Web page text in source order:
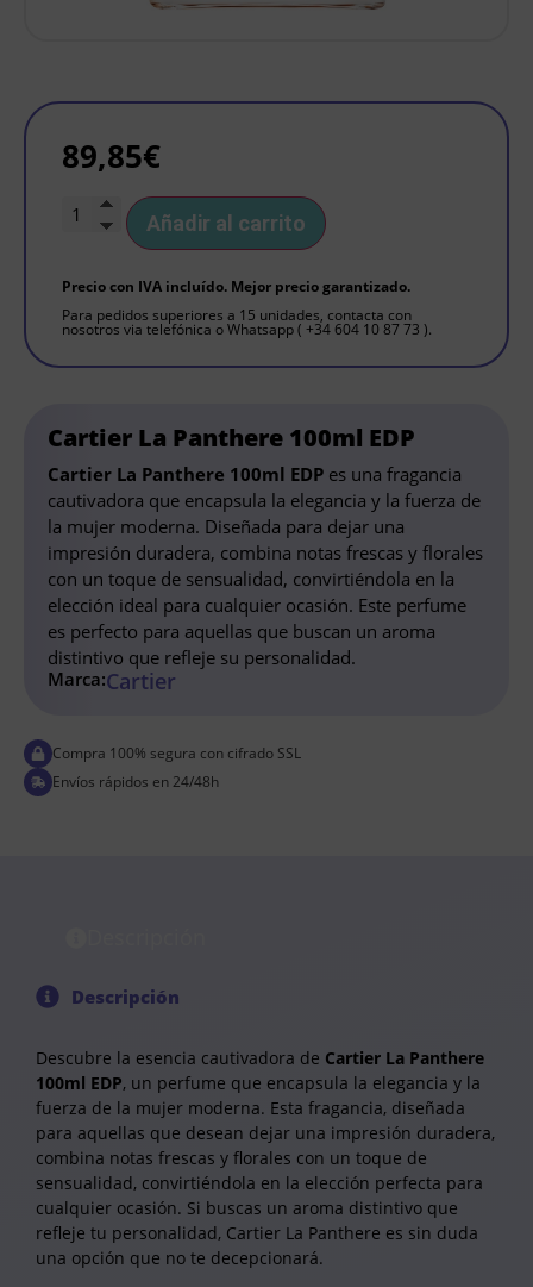
Cartier La Panthere 100ml EDP
Cartier La Panthere 100ml EDP es una fragancia
cautivadora que encapsula la elegancia y la fuerza de
la mujer moderna. Diseñada para dejar una
impresión duradera, combina notas frescas y florales
con un toque de sensualidad, convirtiéndola en la
elección ideal para cualquier ocasión. Este perfume
es perfecto para aquellas que buscan un aroma
distintivo que refleje su personalidad.
Marca:Cartier
89,85€
Añadir al carrito
Precio con IVA incluído. Mejor precio garantizado.
Para pedidos superiores a 15 unidades, contacta con
nosotros via telefónica o Whatsapp ( +34 604 10 87 73 ).
Compra 100% segura con cifrado SSL
Envíos rápidos en 24/48h
Descripción
Descubre la esencia cautivadora de Cartier La Panthere
100ml EDP, un perfume que encapsula la elegancia y la
fuerza de la mujer moderna. Esta fragancia, diseñada
para aquellas que desean dejar una impresión duradera,
combina notas frescas y florales con un toque de
sensualidad, convirtiéndola en la elección perfecta para
cualquier ocasión. Si buscas un aroma distintivo que
refleje tu personalidad, Cartier La Panthere es sin duda
una opción que no te decepcionará.